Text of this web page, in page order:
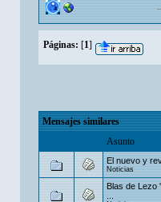
Páginas: [1]
Mensajes similares
Asunto
El nuevo y
Noticias
Blas de Lezo
...